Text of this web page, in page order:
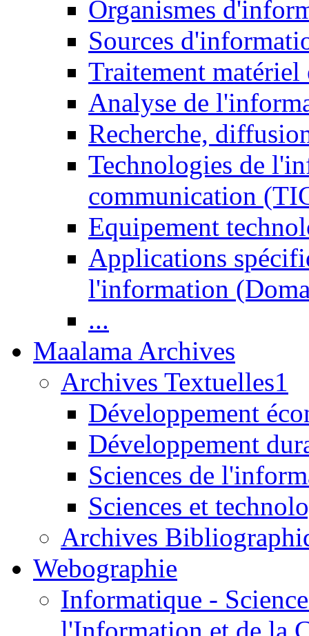
Organismes
Sources
Traitement matériel
Analyse de
Recherche,
Technologies de
communication
Equipement
Applications
l'information
...
Maalama Archives
Archives Textuelles1
Développement
Développement
Sciences de
Sciences et
Archives
Webographie
Informatique -